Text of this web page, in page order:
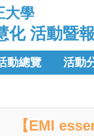
大學
化 活動暨
動總覽 活動
【EMI